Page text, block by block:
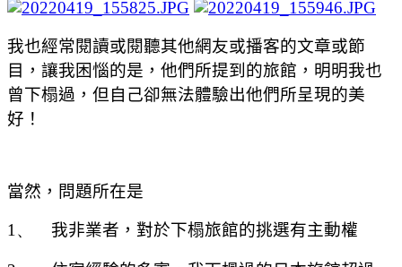
我也經常閱讀或閱聽其他網友或播客的文章或節
目 ， 讓我困惱的是 ，他們所提到的旅館，明明我也
曾下榻過，但自己卻無法體驗出他們所呈現的美
好！
當然 ， 問題所在是
1、 我非業者 ， 對於下榻旅館的挑選有主動權